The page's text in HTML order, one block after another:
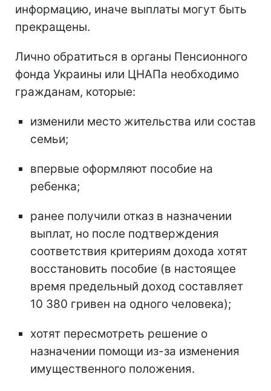
информацию, иначе выплаты могут быть
прекращены.
Лично обратиться в органы Пенсионного
фонда Украины или ЦНАПа необходимо
гражданам, которые:
изменили место жительства или состав
семьи;
впервые оформляют пособие на
ребенка;
ранее получили отказ в назначении
выплат, но после подтверждения
соответствия критериям дохода хотят
восстановить пособие (в настоящее
время предельный доход составляет
10 380 гривен на одного человека);
хотят пересмотреть решение о
назначении помощи из-за изменения
имущественного положения.